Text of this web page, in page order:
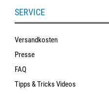
SERVICE
Versandkosten
Presse
FAQ
Tipps & Tricks Videos